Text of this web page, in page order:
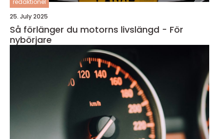
redaktionel
25. July 2025
Så förlänger du motorns livslängd - För
nybörjare